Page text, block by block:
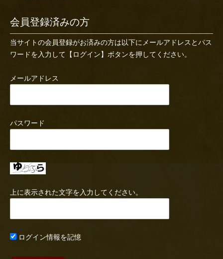
会員登録済みの方
当サイトの会員登録がお済みの方は以下にメールアドレスとパス
ワードを入力して【ログイン】ボタンを押してください。
メールアドレス
パスワード
上に表示された文字を入力してください。
ログイン情報を記憶